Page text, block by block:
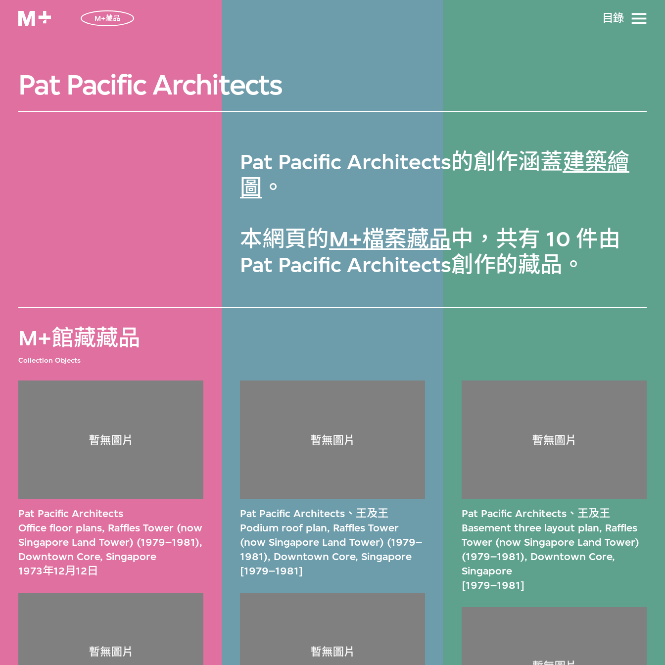
M+藏品 目​錄
Pat Pacific Architects
Pat Pacific Architects的創作涵蓋建築繪
圖 。
本網頁的M+檔案藏品中，共有 10 件由
Pat Pacific Architects創作的藏品。
M+館藏藏品
Collection Objects
Pat Pacific Architects
Office floor plans, Raffles Tower (now
Singapore Land Tower) (1979–1981),
Downtown Core, Singapore
1973年12月12日
Pat Pacific Architects 、 王及王
Podium roof plan, Raffles Tower
(now Singapore Land Tower) (1979–
1981), Downtown Core, Singapore
[1979–1981]
Pat Pacific Architects 、 王及王
Basement three layout plan, Raffles
Tower (now Singapore Land Tower)
(1979–1981), Downtown Core,
Singapore
[1979–1981]